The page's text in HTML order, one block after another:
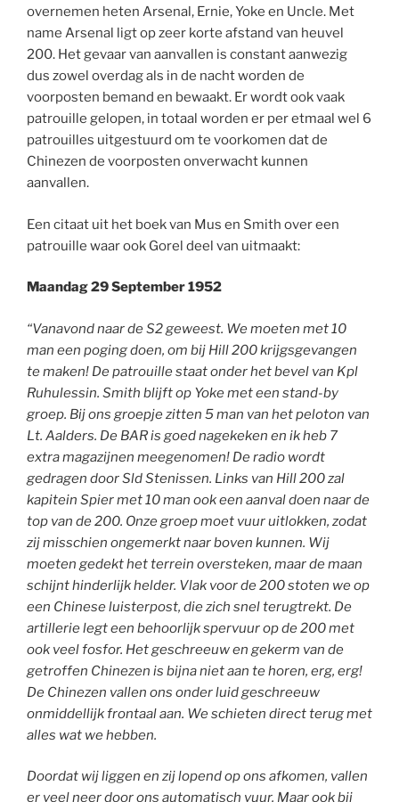
overnemen heten Arsenal, Ernie, Yoke en Uncle. Met
name Arsenal ligt op zeer korte afstand van heuvel
200. Het gevaar van aanvallen is constant aanwezig
dus zowel overdag als in de nacht worden de
voorposten bemand en bewaakt. Er wordt ook vaak
patrouille gelopen, in totaal worden er per etmaal wel 6
patrouilles uitgestuurd om te voorkomen dat de
Chinezen de voorposten onverwacht kunnen
aanvallen.
Een citaat uit het boek van Mus en Smith over een
patrouille waar ook Gorel deel van uitmaakt:
Maandag 29 September 1952
“Vanavond naar de S2 geweest. We moeten met 10
man een poging doen, om bij Hill 200 krijgsgevangen
te maken! De patrouille staat onder het bevel van Kpl
Ruhulessin. Smith blijft op Yoke met een stand-by
groep. Bij ons groepje zitten 5 man van het peloton van
Lt. Aalders. De BAR is goed nagekeken en ik heb 7
extra magazijnen meegenomen! De radio wordt
gedragen door Sld Stenissen. Links van Hill 200 zal
kapitein Spier met 10 man ook een aanval doen naar de
top van de 200. Onze groep moet vuur uitlokken, zodat
zij misschien ongemerkt naar boven kunnen. Wij
moeten gedekt het terrein oversteken, maar de maan
schijnt hinderlijk helder. Vlak voor de 200 stoten we op
een Chinese luisterpost, die zich snel terugtrekt. De
artillerie legt een behoorlijk spervuur op de 200 met
ook veel fosfor. Het geschreeuw en gekerm van de
getroffen Chinezen is bijna niet aan te horen, erg, erg!
De Chinezen vallen ons onder luid geschreeuw
onmiddellijk frontaal aan. We schieten direct terug met
alles wat we hebben.
Doordat wij liggen en zij lopend op ons afkomen, vallen
er veel neer door ons automatisch vuur. Maar ook bij